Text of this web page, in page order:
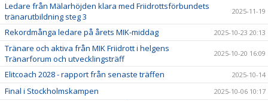
Ledare från Mälarhöjden klara med Friidrottsförbundets
tränarutbildning steg 3
2025-11-19
Rekordmånga ledare på årets MIK-middag 2025-10-23 20:13
Tränare och aktiva från MIK Friidrott i helgens
Tränarforum och utvecklingsträff
2025-10-20 16:09
Elitcoach 2028 - rapport från senaste träffen 2025-10-14
Final i Stockholmskampen 2025-10-06 10:17